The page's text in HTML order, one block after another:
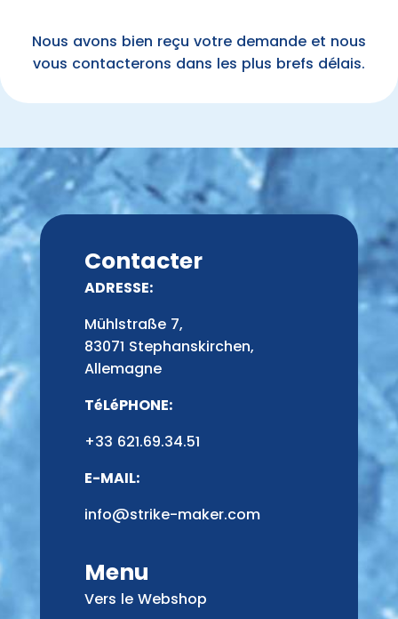
Nous avons bien reçu votre demande et nous
vous contacterons dans les plus brefs délais.
Contacter
ADRESSE:
Mühlstraße 7,
83071 Stephanskirchen,
Allemagne
TéLéPHONE:
+33 621.69.34.51
E-MAIL:
info@strike-maker.com
Menu
Vers le Webshop